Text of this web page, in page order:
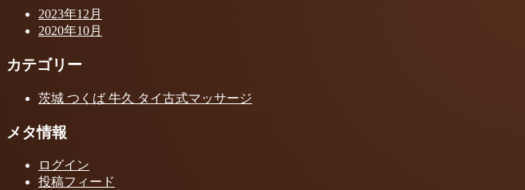
2023年12月
2020年10月
カテゴリー
茨城 つくば 牛久 タイ古式マッサージ
メタ情報
ログイン
投稿フィード